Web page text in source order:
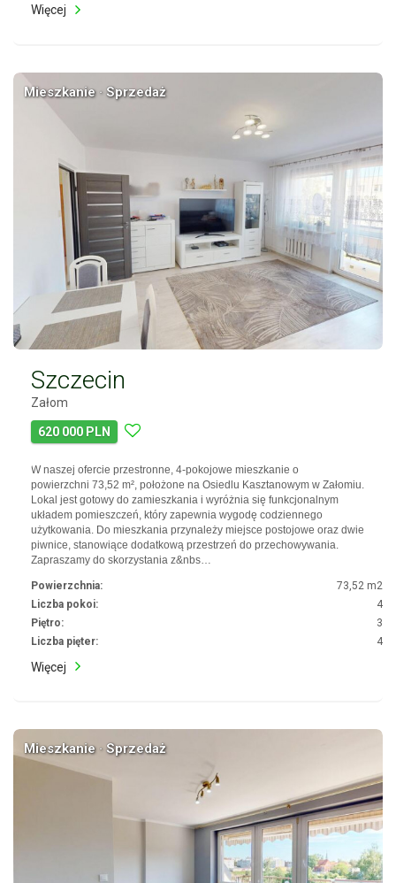
Więcej
Mieszkanie · Sprzedaż
Szczecin
Załom
620 000 PLN
W naszej ofercie przestronne, 4-pokojowe mieszkanie o
powierzchni 73,52 m², położone na Osiedlu Kasztanowym w Załomiu.
Lokal jest gotowy do zamieszkania i wyróżnia się funkcjonalnym
układem pomieszczeń, który zapewnia wygodę codziennego
użytkowania. Do mieszkania przynależy miejsce postojowe oraz dwie
piwnice, stanowiące dodatkową przestrzeń do przechowywania.
Zapraszamy do skorzystania z&nbs…
Powierzchnia:
73,52 m2
Liczba pokoi:
4
Piętro:
3
Liczba pięter:
4
Więcej
Mieszkanie · Sprzedaż